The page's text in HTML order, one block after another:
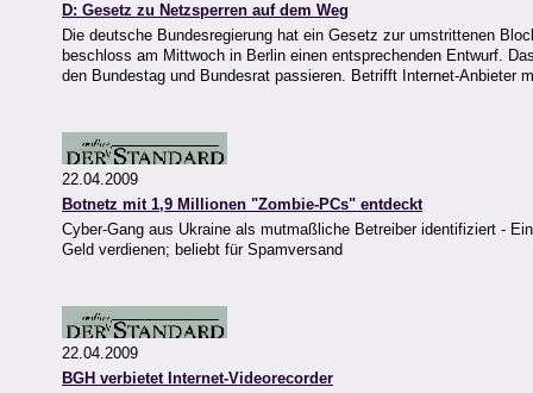
D: Gesetz zu Netzsperren auf dem Weg
Die deutsche Bundesregierung hat ein Gesetz zur umstrittenen
beschloss am Mittwoch in Berlin einen entsprechenden Entwurf.
den Bundestag und Bundesrat passieren. Betrifft Internet-Anbieter
22.04.2009
Botnetz mit 1,9 Millionen "Zombie-PCs" entdeckt
Cyber-Gang aus Ukraine als mutmaßliche Betreiber identifiziert -
Geld verdienen; beliebt für Spamversand
22.04.2009
BGH verbietet Internet-Videorecorder